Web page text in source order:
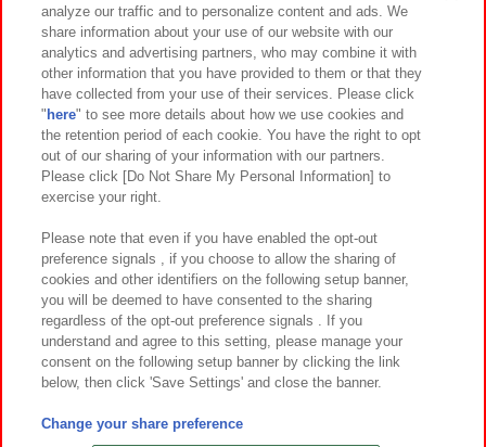
イベント・キャンペーン
関連会社 サステナビリティ サイトポリシー
プライバシーポリシー ウェブアクセシビリティ方針と検証結果
お取引先さまとともに
カスタマーハラスメント対応方針 よくあるご質問・お問い合わせ
©Bandai Namco Amusement Inc.
©Bandai Namco Amusement Lab Inc.
analyze our traffic and to personalize content and ads. We
share information about your use of our website with our
analytics and advertising partners, who may combine it with
other information that you have provided to them or that they
have collected from your use of their services. Please click
" here" to see more details about how we use cookies and
the retention period of each cookie. You have the right to opt
out of our sharing of your information with our partners.
Please click [Do Not Share My Personal Information] to
exercise your right.
Please note that even if you have enabled the opt-out
preference signals , if you choose to allow the sharing of
cookies and other identifiers on the following setup banner,
you will be deemed to have consented to the sharing
regardless of the opt-out preference signals . If you
understand and agree to this setting, please manage your
consent on the following setup banner by clicking the link
below, then click 'Save Settings' and close the banner.
Change your share preference